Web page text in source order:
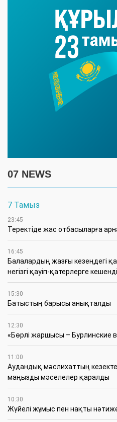
07 NEWS
7 Тамыз
23:45
​Теректіде жас отбасыларға
16:45
Балалардың жазғы кезеңдегі
негізгі қауіп-қатерлерге
15:30
Батыстың барысы анықталды
12:30
«Бөрлі жаршысы – Бурлинские
11:00
Аудандық мәслихаттың
маңызды мәселелер қаралды
10:30
Жүйелі жұмыс пен нақты